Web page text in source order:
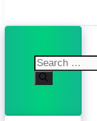
Search
for: